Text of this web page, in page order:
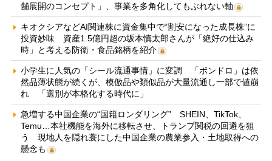
舗展開のコンセプト」、事業を多角化してもぶれない軸
キオクシアなどAI関連株に資金集中で“割安になった成長株”に
投資妙味 資産1.5億円超の坂本慎太郎さんが「絶好の仕込み
時」と考える防衛・食品銘柄を紹介
小学生に人気の「シール流通事情」に変調 「ボンドロ」は依
然品薄状態が続くが、模倣品や類似品が大量流通し一部で値崩
れ 「選別が本格化する時代に」
急増する中国企業の“国籍ロンダリング” SHEIN、TikTok、
Temu…本社機能を海外に移転させ、トランプ関税の回避を狙
う 現地人を隠れ蓑にした中国企業の農業参入・土地取得への
懸念も